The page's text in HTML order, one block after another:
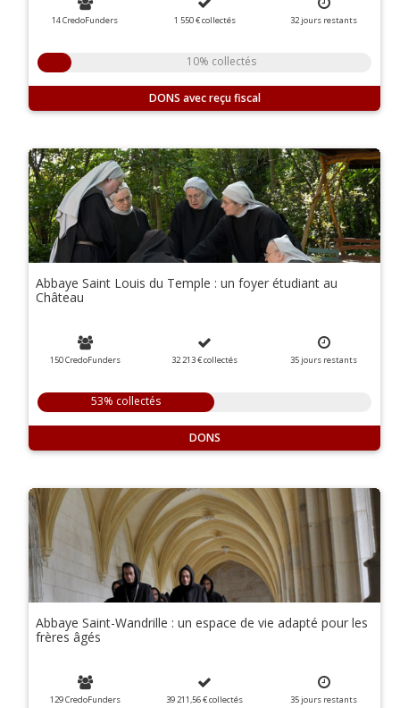
14 CredoFunders 1 550 €collectés 32jours restants
10% collectés
DONS
Abbaye Saint Louis du Temple : un foyer étudiant au
Château
150 CredoFunders 32 213 €collectés 35jours restants
53% collectés
DONS
Abbaye Saint-Wandrille : un espace de vie adapté pour les
frères âgés
129 CredoFunders 39 211,56 €collectés 35jours restants